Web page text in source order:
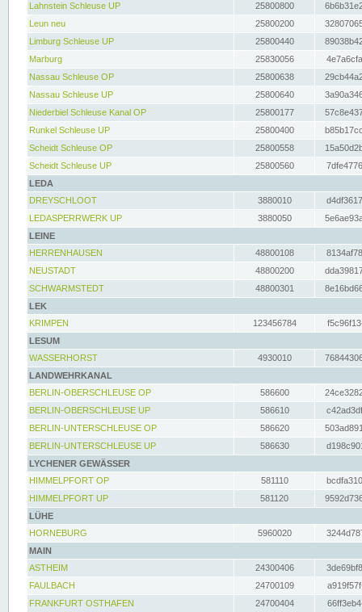
Lahnstein Schleuse UP
25800800
Leun neu
25800200
Limburg Schleuse UP
25800440
Marburg
25830056
Nassau Schleuse OP
25800638
Nassau Schleuse UP
25800640
Niederbiel Schleuse Kanal OP
25800177
Runkel Schleuse UP
25800400
Scheidt Schleuse OP
25800558
Scheidt Schleuse UP
25800560
LEDA
DREYSCHLOOT
3880010
LEDASPERRWERK UP
3880050
LEINE
HERRENHAUSEN
48800108
NEUSTADT
48800200
SCHWARMSTEDT
48800301
LEK
KRIMPEN
123456784
LESUM
WASSERHORST
4930010
LANDWEHRKANAL
BERLIN-OBERSCHLEUSE OP
586600
BERLIN-OBERSCHLEUSE UP
586610
BERLIN-UNTERSCHLEUSE OP
586620
BERLIN-UNTERSCHLEUSE UP
586630
LYCHENER GEWÄSSER
HIMMELPFORT OP
581110
HIMMELPFORT UP
581120
LÜHE
HORNEBURG
5960020
MAIN
ASTHEIM
24300406
FAULBACH
24700109
FRANKFURT OSTHAFEN
24700404